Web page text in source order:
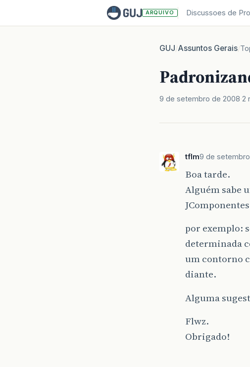
ARQUIVO Discussoes de
GUJ/Assuntos Gerais/
9 de setembro de 2008 2
tflm9 de
Boa tarde.
Alguém sabe
por exemplo:
determinada
um contorno
diante.
Alguma
Flwz.
Obrigado!